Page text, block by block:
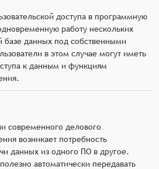
доступа в программную
работу нескольких
базе данных под собственными
в этом случае могут иметь
к данным и функциям
современного делового
возникает потребность
данных из одного ПО в другое.
автоматически передавать